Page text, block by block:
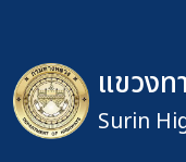
แขวง
Surin